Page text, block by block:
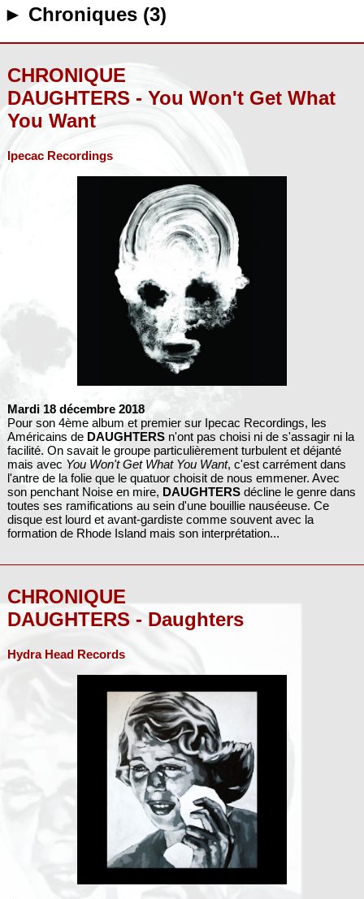
► Chroniques (3)
CHRONIQUE
DAUGHTERS - You Won't Get What
You Want
Ipecac Recordings
Mardi 18 décembre 2018
Pour son 4ème album et premier sur Ipecac Recordings, les
Américains de DAUGHTERSn'ont pas choisi ni de s'assagir ni la
facilité. On savait le groupe particulièrement turbulent et déjanté
mais avec You Won't Get What You Want, c'est carrément dans
l'antre de la folie que le quatuor choisit de nous emmener. Avec
son penchant Noise en mire, DAUGHTERSdécline le genre dans
toutes ses ramifications au sein d'une bouillie nauséeuse. Ce
disque est lourd et avant-gardiste comme souvent avec la
formation de Rhode Island mais son interprétation...
CHRONIQUE
DAUGHTERS - Daughters
Hydra Head Records